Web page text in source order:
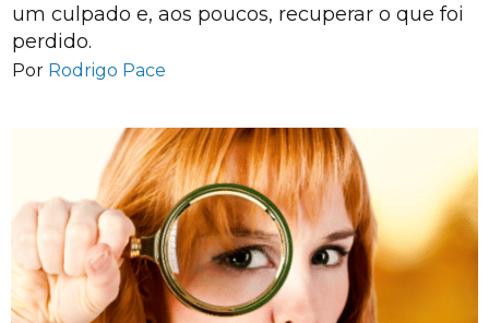
um culpado e, aos poucos, recuperar o que foi
perdido.
Por Rodrigo Pace